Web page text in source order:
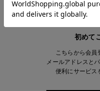
初めて
こちらから会員
メールアドレスと
便利にサービス